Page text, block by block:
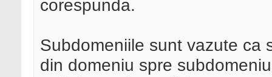
corespunda.
Subdomeniile sunt vazute ca
din domeniu spre